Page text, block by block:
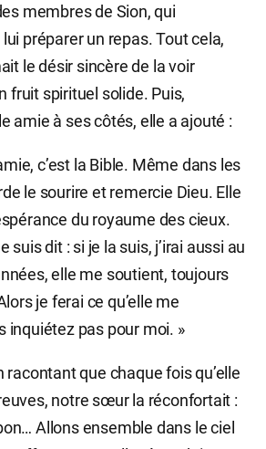
membres de Sion, qui
préparer un repas. Tout cela,
le désir sincère de la voir
fruit spirituel solide. Puis,
amie à ses côtés, elle a ajouté :
c’est la Bible. Même dans les
le sourire et remercie Dieu. Elle
du royaume des cieux.
suis dit : si je la suis, j’irai aussi au
elle me soutient, toujours
je ferai ce qu’elle me
inquiétez pas pour moi. »
racontant que chaque fois qu’elle
notre sœur la réconfortait :
Allons ensemble dans le ciel